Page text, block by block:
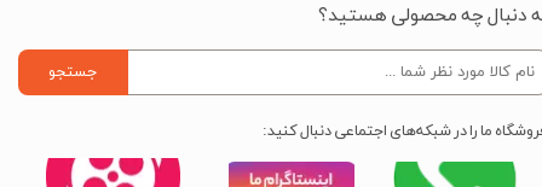
دنبال چه محصولی هستید؟
جستجو
ما را در شبکه‌های اجتماعی دنبال کنید: